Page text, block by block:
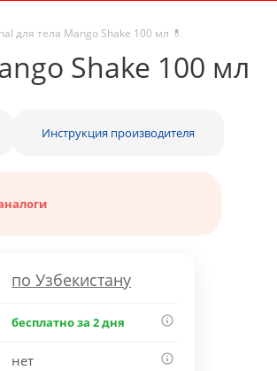
для тела Mango Shake 100 мл 💊
Shake 100 мл
Инструкция производителя
по Узбекистану
бесплатно за 2 дня
нет